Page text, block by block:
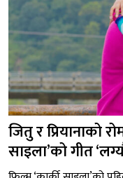
जितु र प्रियानाको
साइला’को गीत